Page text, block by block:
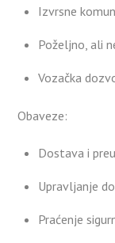
Izvrsne
Poželjno, ali
Vozačka
Obaveze:
Dostava i
Upravljanje
Praćenje